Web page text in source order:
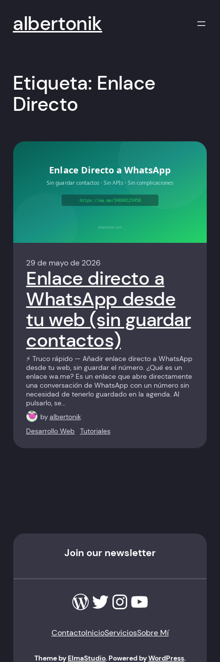
contenido
albertonik
Etiqueta: Enlace
Directo
29 de mayo de 2026
Enlace directo a
WhatsApp desde
tu web (sin guardar
contactos)
⚡ Truco rápido — Añadir enlace directo a WhatsApp
desde tu web, sin guardar el número. ¿Qué es un
enlace wa.me? Es un enlace que abre directamente
una conversación de WhatsApp con un número sin
necesidad de tenerlo guardado en la agenda. Al
pulsarlo, se…
byalbertonik
Desarrollo Web
Tutoriales
Join our newsletter
WordPress
TwitterInstagram
YouTube
ContactoInicioServiciosSobre Mí
Theme by ElmaStudio. Powered byWordPress.